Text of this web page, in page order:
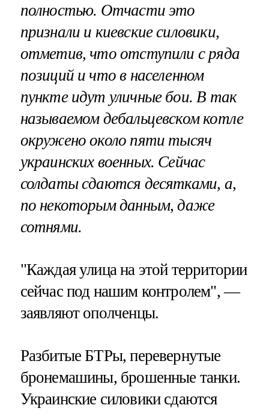
полностью. Отчасти это
признали и киевские силовики,
отметив, что отступили с ряда
позиций и что в населенном
пункте идут уличные бои. В так
называемом дебальцевском котле
окружено около пяти тысяч
украинских военных. Сейчас
солдаты сдаются десятками, а,
по некоторым данным, даже
сотнями.
"Каждая улица на этой территории
сейчас под нашим контролем", —
заявляют ополченцы.
Разбитые БТРы, перевернутые
бронемашины, брошенные танки.
Украинские силовики сдаются